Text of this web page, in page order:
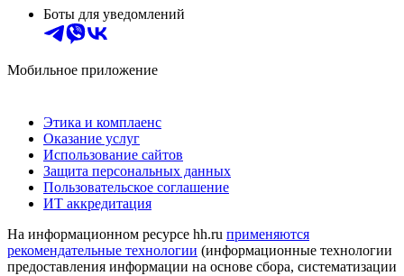
Боты для уведомлений
Мобильное приложение
Этика и комплаенс
Оказание услуг
Использование сайтов
Защита персональных данных
Пользовательское соглашение
ИТ аккредитация
На информационном ресурсе hh.ru применяются
рекомендательные технологии (информационные технологии
предоставления информации на основе сбора, систематизации